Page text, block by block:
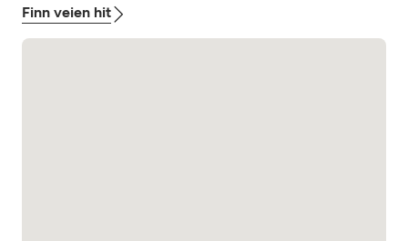
Finn veien hit